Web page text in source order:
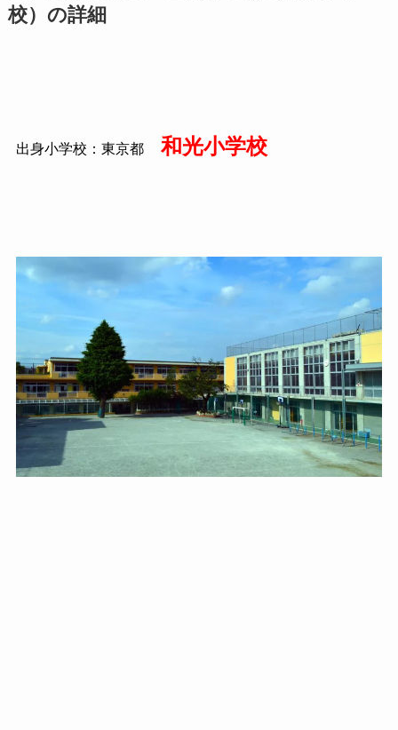
校）の詳細
出身小学校：東京都 和光小学校